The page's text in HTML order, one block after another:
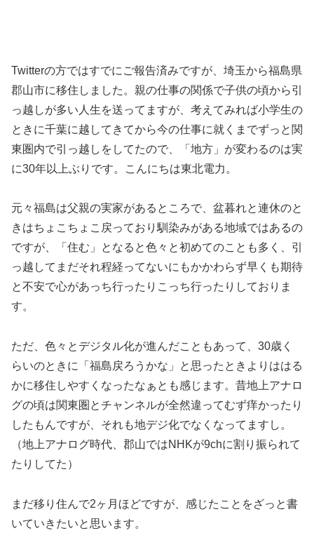
Twitterの方ではすでにご報告済みですが、埼玉から福島県
郡山市に移住しました。親の仕事の関係で子供の頃から引
っ越しが多い人生を送ってますが、考えてみれば小学生の
ときに千葉に越してきてから今の仕事に就くまでずっと関
東圏内で引っ越しをしてたので、「地方」が変わるのは実
に30年以上ぶりです。こんにちは東北電力。
元々福島は父親の実家があるところで、盆暮れと連休のと
きはちょこちょこ戻っており馴染みがある地域ではあるの
ですが、「住む」となると色々と初めてのことも多く、引
っ越してまだそれ程経ってないにもかかわらず早くも期待
と不安で心があっち行ったりこっち行ったりしておりま
す。
ただ、色々とデジタル化が進んだこともあって、30歳く
らいのときに「福島戻ろうかな」と思ったときよりははる
かに移住しやすくなったなぁとも感じます。昔地上アナロ
グの頃は関東圏とチャンネルが全然違ってむず痒かったり
したもんですが、それも地デジ化でなくなってますし。
（地上アナログ時代、郡山ではNHKが9chに割り振られて
たりしてた）
まだ移り住んで2ヶ月ほどですが、感じたことをざっと書
いていきたいと思います。